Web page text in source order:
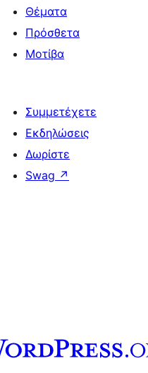
Θέματα
Πρόσθετα
Μοτίβα
Συμμετέχετε
Εκδηλώσεις
Δωρίστε
Swag ↗